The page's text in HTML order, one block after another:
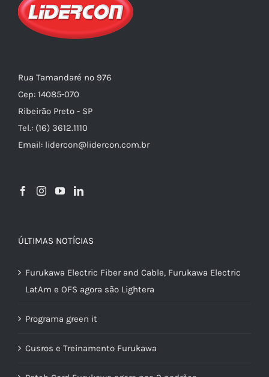
Rua Tamandaré nº 976
Cep: 14085-070
Ribeirão Preto - SP
Tel.: (16) 3612.1110
Email: lidercon@lidercon.com.br
ÚLTIMAS NOTÍCIAS
Furukawa Electric Fiber and Cable, Furukawa Electric
LatAm e OFS agora são Lightera
Programa green it
Cusros e Treinamento Furukawa